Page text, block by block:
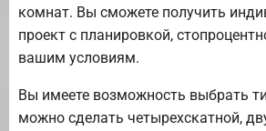
комнат. Вы сможете получить
проект с планировкой,
вашим условиям.
Вы имеете возможность выбрать
можно сделать четырехскатной,